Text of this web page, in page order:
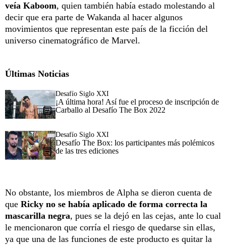
veía Kaboom, quien también había estado molestando al
decir que era parte de Wakanda al hacer algunos
movimientos que representan este país de la ficción del
universo cinematográfico de Marvel.
Últimas Noticias
Desafío Siglo XXI
¡A última hora! Así fue el proceso de inscripción de
Carballo al Desafío The Box 2022
Desafío Siglo XXI
Desafío The Box: los participantes más polémicos
de las tres ediciones
No obstante, los miembros de Alpha se dieron cuenta de
que Ricky no se había aplicado de forma correcta la
mascarilla negra, pues se la dejó en las cejas, ante lo cual
le mencionaron que corría el riesgo de quedarse sin ellas,
ya que una de las funciones de este producto es quitar la